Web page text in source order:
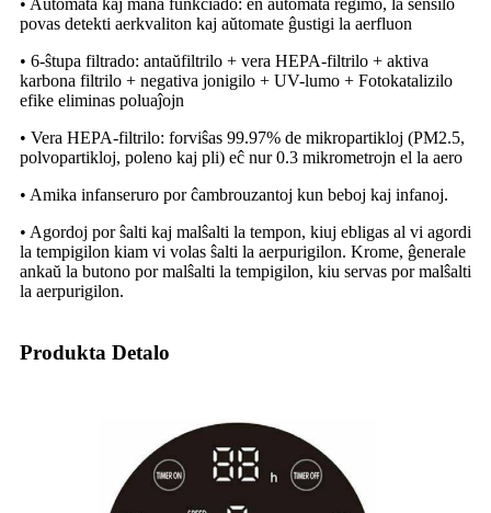
povas detekti aerkvaliton kaj aŭtomate ĝustigi la aerfluon
• 6-ŝtupa filtrado: antaŭfiltrilo + vera HEPA-filtrilo + aktiva
karbona filtrilo + negativa jonigilo + UV-lumo + Fotokatalizilo
efike eliminas poluaĵojn
• Vera HEPA-filtrilo: forviŝas 99.97% de mikropartikloj (PM2.5,
polvopartikloj, poleno kaj pli) eĉ nur 0.3 mikrometrojn el la aero
• Amika infanseruro por ĉambrouzantoj kun beboj kaj infanoj.
• Agordoj por ŝalti kaj malŝalti la tempon, kiuj ebligas al vi agordi
la tempigilon kiam vi volas ŝalti la aerpurigilon. Krome, ĝenerale
ankaŭ la butono por malŝalti la tempigilon, kiu servas por malŝalti
la aerpurigilon.
Produkta Detalo